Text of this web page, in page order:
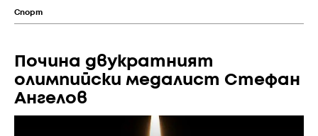
Спорт
Почина двукратният
олимпийски медалист Стефан
Ангелов